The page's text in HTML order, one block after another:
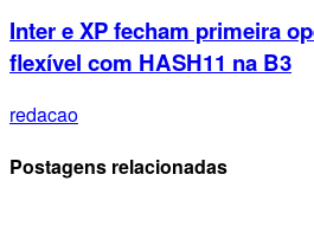
Inter e XP fecham primeira
flexível com HASH11 na B3
redacao
Postagens relacionadas